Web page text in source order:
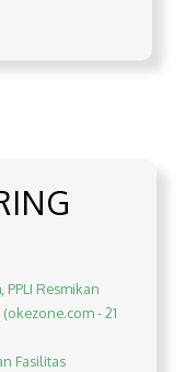
Resmikan
- 21
Fasilitas